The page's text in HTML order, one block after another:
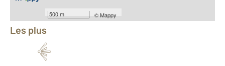
500 m ©Mappy
Équipements
Les plus